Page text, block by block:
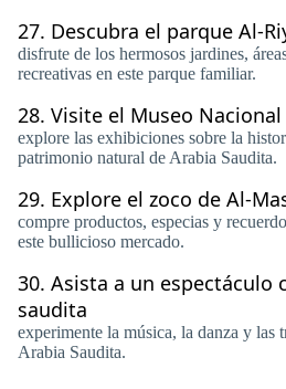
27. Descubra el parque Al-
disfrute de los hermosos jardines,
recreativas en este parque familiar.
28. Visite el Museo
explore las exhibiciones sobre la
patrimonio natural de Arabia Saudita.
29. Explore el zoco de Al-
compre productos, especias y
este bullicioso mercado.
30. Asista a un espectáculo
saudita
experimente la música, la danza y las
Arabia Saudita.